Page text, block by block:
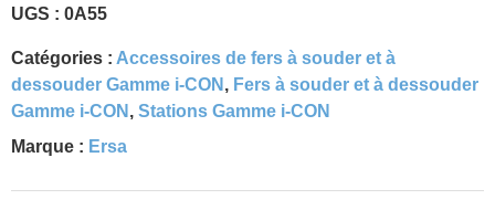
UGS : 0A55
Catégories : Accessoires de fers à souder et à
dessouder Gamme i-CON , Fers à souder et à dessouder
Gamme i-CON , Stations Gamme i-CON
Marque : Ersa